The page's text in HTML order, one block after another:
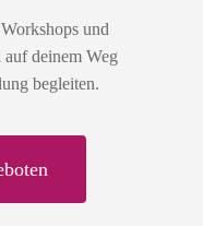
und
auf deinem Weg
begleiten.
boten